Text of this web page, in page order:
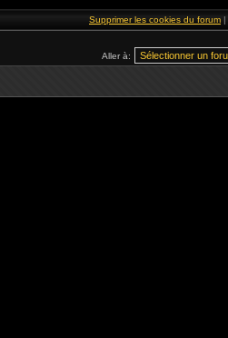
Supprimer les cookies du forum |
Aller à: